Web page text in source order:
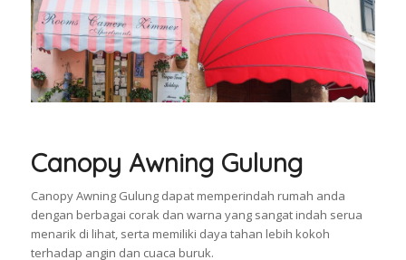
Canopy Awning Gulung
Canopy Awning Gulung dapat memperindah rumah anda
dengan berbagai corak dan warna yang sangat indah serua
menarik di lihat, serta memiliki daya tahan lebih kokoh
terhadap angin dan cuaca buruk.